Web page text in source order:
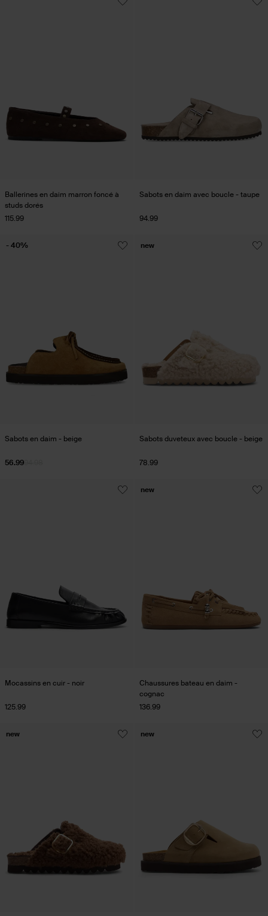
Ballerines en daim marron foncé à
studs dorés
115.99
Sabots en daim avec boucle - taupe
94.99
Sabots en daim - beige
56.99
- 40%
Sabots duveteux avec boucle - beige
78.99
new
Mocassins en cuir - noir
125.99
Chaussures bateau en daim -
cognac
136.99
new
new new